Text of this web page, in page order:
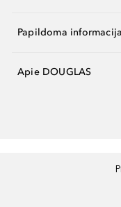
Papildoma informacija
Apie DOUGLAS